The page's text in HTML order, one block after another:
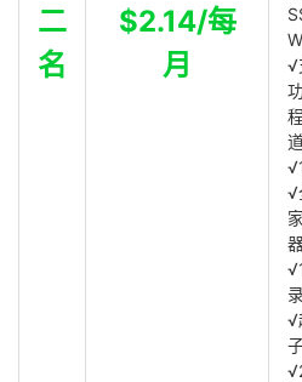
二
名
$2.14/每
月
√
√
√